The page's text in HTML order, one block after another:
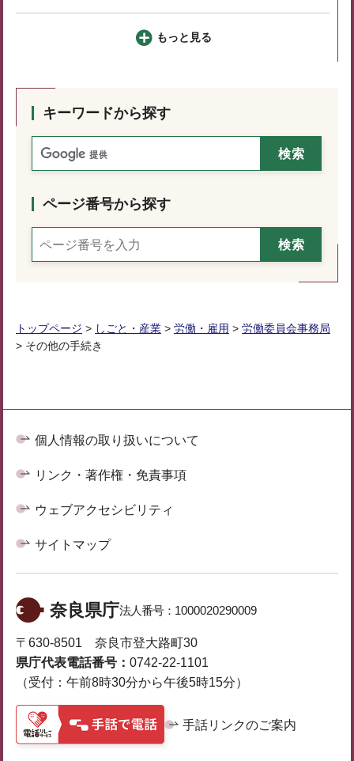
もっと見る
キーワードから探す
ページ番号から探す
トップページ > しごと・産業 > 労働・雇用 > 労働委員会事務局
> その他の手続き
個人情報の取り扱いについて
リンク・著作権・免責事項
ウェブアクセシビリティ
サイトマップ
奈良県庁法人番号： 1000020290009
〒630-8501 奈良市登大路町30
県庁代表電話番号： 0742-22-1101
（受付：午前8時30分から午後5時15分）
手話リンクのご案内